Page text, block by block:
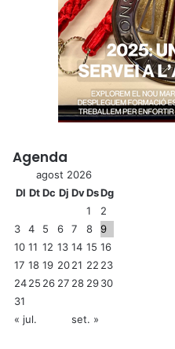
Agenda
agost 2026
Dl DtDc Dj DvDsDg
1
2
3
4 5 6 7 8
9
10 11 12 13 14 15 16
17 18 19 2021 22 23
2425 26 27 28 2930
31
« jul.
set. »